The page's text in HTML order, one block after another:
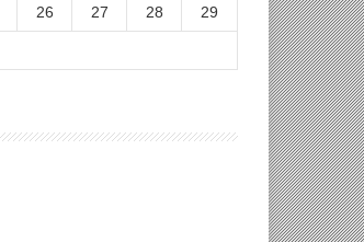
26 27 28 29